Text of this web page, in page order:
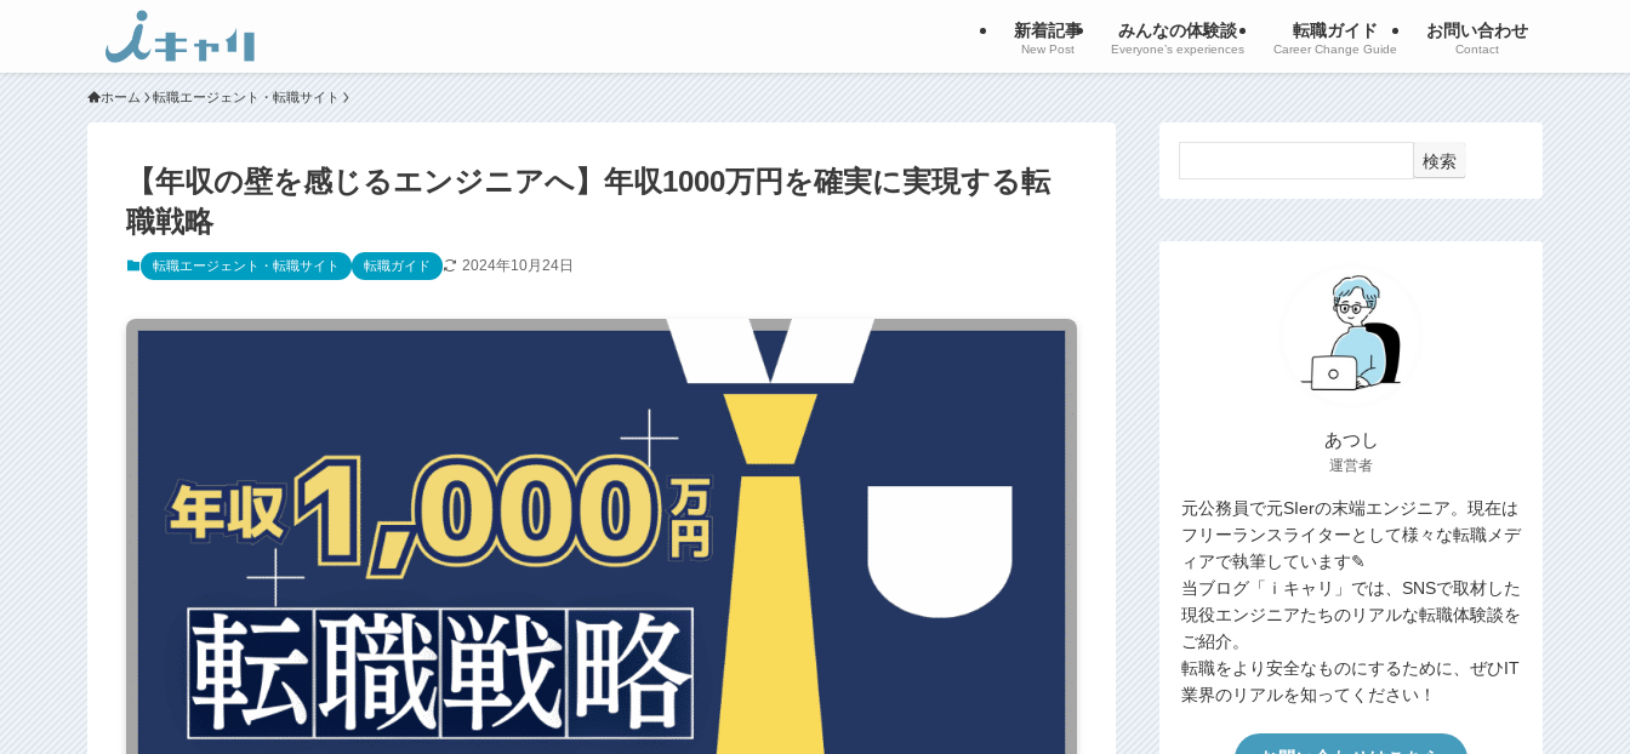
新着記事
New Post
みんなの体験談
Everyone’s experiences
転職ガイド
Career Change Guide
お問い合わせ
Contact
ホーム 転職エージェント・転職サイト
【年収の壁を感じるエンジニアへ】年収1000万円を確実に実現する転
職戦略
転職エージェント・転職サイト 転職ガイド 2024年10月24日
検索
あつし
運営者
元公務員で元SIerの末端エンジニア。現在は
フリーランスライターとして様々な転職メデ
ィアで執筆しています✎
当ブログ「ｉキャリ」では、SNSで取材した
現役エンジニアたちのリアルな転職体験談を
ご紹介。
転職をより安全なものにするために、ぜひIT
業界のリアルを知ってください！